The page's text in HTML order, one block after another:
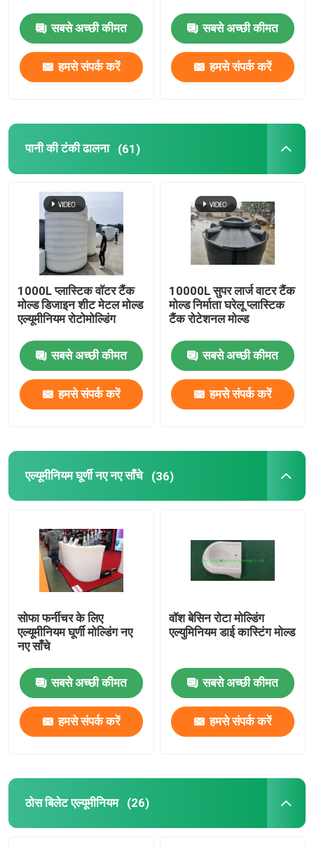
ओवन जंगम शटल मशीन
हिंडोला घूर्णी मोल्डिंग मशीन
एलडीपीई पुल्वराइज़र
अपशिष्ट प्लास्टिक कोल्हू
अपशिष्ट प्लास्टिक श्रेडर
रोटो ढाला उत्पाद
सहायक उपकरण
पनरोक यात्रा बैग
सबसे अच्छी कीमत
हमसे संपर्क करें
सबसे अच्छी कीमत
हमसे संपर्क करें
पानी की टंकी ढालना (61)
1000L प्लास्टिक वॉटर टैंक
मोल्ड डिजाइन शीट मेटल मोल्ड
एल्यूमीनियम रोटोमोल्डिंग
सबसे अच्छी कीमत
हमसे संपर्क करें
10000L सुपर लार्ज वाटर टैंक
मोल्ड निर्माता घरेलू प्लास्टिक
टैंक रोटेशनल मोल्ड
सबसे अच्छी कीमत
हमसे संपर्क करें
एल्यूमीनियम घूर्णी नए नए साँचे (36)
सोफा फर्नीचर के लिए
एल्यूमीनियम घूर्णी मोल्डिंग नए
नए साँचे
सबसे अच्छी कीमत
हमसे संपर्क करें
वॉश बेसिन रोटा मोल्डिंग
एल्युमिनियम डाई कास्टिंग मोल्ड
सबसे अच्छी कीमत
हमसे संपर्क करें
ठोस बिलेट एल्यूमीनियम (26)